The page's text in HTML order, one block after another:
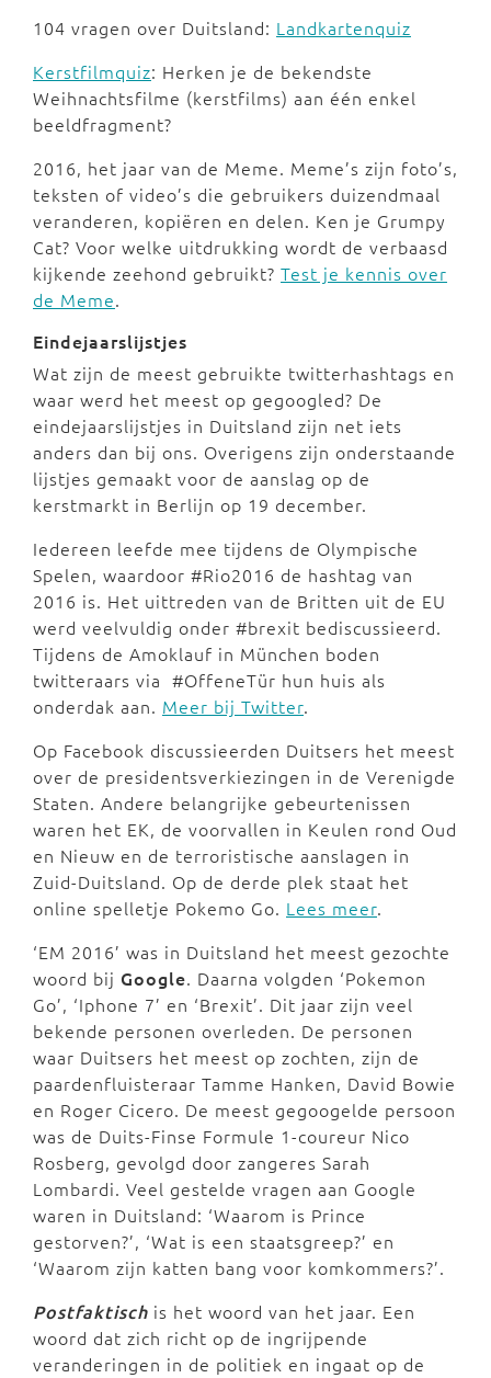
104 vragen over Duitsland: Landkartenquiz
Kerstfilmquiz: Herken je de bekendste
Weihnachtsfilme (kerstfilms) aan één enkel
beeldfragment?
2016, het jaar van de Meme. Meme’s zijn foto’s,
teksten of video’s die gebruikers duizendmaal
veranderen, kopiëren en delen. Ken je Grumpy
Cat? Voor welke uitdrukking wordt de verbaasd
kijkende zeehond gebruikt? Test je kennis over
de Meme.
Eindejaarslijstjes
Wat zijn de meest gebruikte twitterhashtags en
waar werd het meest op gegoogled? De
eindejaarslijstjes in Duitsland zijn net iets
anders dan bij ons. Overigens zijn onderstaande
lijstjes gemaakt voor de aanslag op de
kerstmarkt in Berlijn op 19 december.
Iedereen leefde mee tijdens de Olympische
Spelen, waardoor #Rio2016 de hashtag van
2016 is. Het uittreden van de Britten uit de EU
werd veelvuldig onder #brexit bediscussieerd.
Tijdens de Amoklauf in München boden
twitteraars via #OffeneTür hun huis als
onderdak aan. Meer bij Twitter.
Op Facebook discussieerden Duitsers het meest
over de presidentsverkiezingen in de Verenigde
Staten. Andere belangrijke gebeurtenissen
waren het EK, de voorvallen in Keulen rond Oud
en Nieuw en de terroristische aanslagen in
Zuid-Duitsland. Op de derde plek staat het
online spelletje Pokemo Go. Lees meer.
‘EM 2016’ was in Duitsland het meest gezochte
woord bij Google. Daarna volgden ‘Pokemon
Go’, ‘Iphone 7’ en ‘Brexit’. Dit jaar zijn veel
bekende personen overleden. De personen
waar Duitsers het meest op zochten, zijn de
paardenfluisteraar Tamme Hanken, David Bowie
en Roger Cicero. De meest gegoogelde persoon
was de Duits-Finse Formule 1-coureur Nico
Rosberg, gevolgd door zangeres Sarah
Lombardi. Veel gestelde vragen aan Google
waren in Duitsland: ‘Waarom is Prince
gestorven?’, ‘Wat is een staatsgreep?’ en
‘Waarom zijn katten bang voor komkommers?’.
Postfaktisch is het woord van het jaar. Een
woord dat zich richt op de ingrijpende
veranderingen in de politiek en ingaat op de